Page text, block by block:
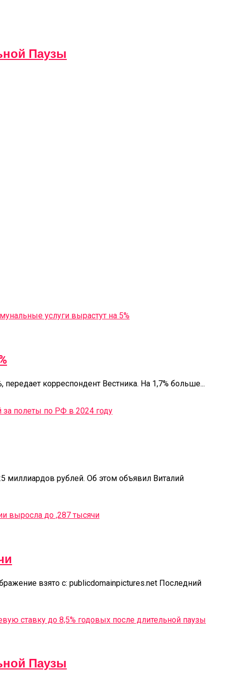
Паузы
корреспондент Вестника. На 1,7% больше...
миллиардов рублей. Об этом объявил Виталий
взято с: publicdomainpictures.net Последний
Паузы